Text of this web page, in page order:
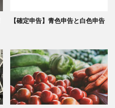
【確定申告】青色申告と白色申告